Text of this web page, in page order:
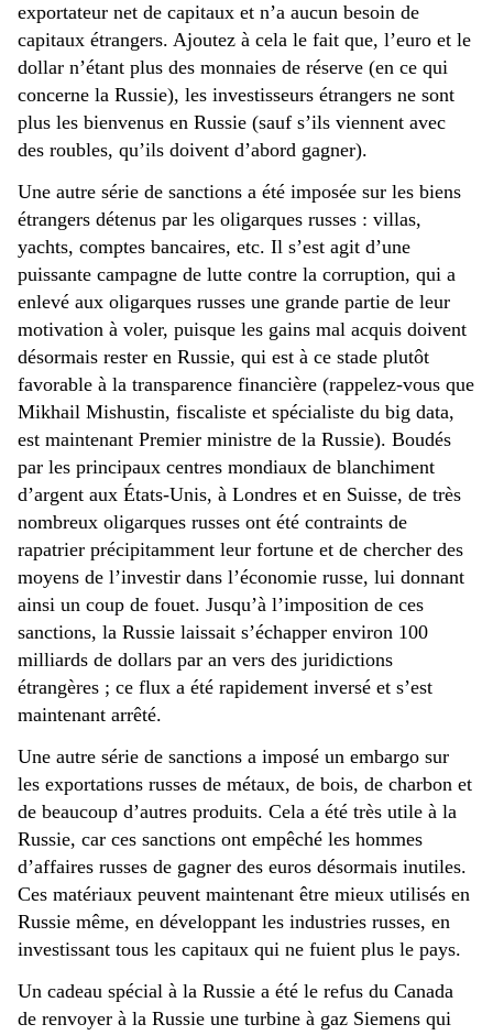
exportateur net de capitaux et n’a aucun besoin de
capitaux étrangers. Ajoutez à cela le fait que, l’euro et le
dollar n’étant plus des monnaies de réserve (en ce qui
concerne la Russie), les investisseurs étrangers ne sont
plus les bienvenus en Russie (sauf s’ils viennent avec
des roubles, qu’ils doivent d’abord gagner).
Une autre série de sanctions a été imposée sur les biens
étrangers détenus par les oligarques russes : villas,
yachts, comptes bancaires, etc. Il s’est agit d’une
puissante campagne de lutte contre la corruption, qui a
enlevé aux oligarques russes une grande partie de leur
motivation à voler, puisque les gains mal acquis doivent
désormais rester en Russie, qui est à ce stade plutôt
favorable à la transparence financière (rappelez-vous que
Mikhail Mishustin, fiscaliste et spécialiste du big data,
est maintenant Premier ministre de la Russie). Boudés
par les principaux centres mondiaux de blanchiment
d’argent aux États-Unis, à Londres et en Suisse, de très
nombreux oligarques russes ont été contraints de
rapatrier précipitamment leur fortune et de chercher des
moyens de l’investir dans l’économie russe, lui donnant
ainsi un coup de fouet. Jusqu’à l’imposition de ces
sanctions, la Russie laissait s’échapper environ 100
milliards de dollars par an vers des juridictions
étrangères ; ce flux a été rapidement inversé et s’est
maintenant arrêté.
Une autre série de sanctions a imposé un embargo sur
les exportations russes de métaux, de bois, de charbon et
de beaucoup d’autres produits. Cela a été très utile à la
Russie, car ces sanctions ont empêché les hommes
d’affaires russes de gagner des euros désormais inutiles.
Ces matériaux peuvent maintenant être mieux utilisés en
Russie même, en développant les industries russes, en
investissant tous les capitaux qui ne fuient plus le pays.
Un cadeau spécial à la Russie a été le refus du Canada
de renvoyer à la Russie une turbine à gaz Siemens qui